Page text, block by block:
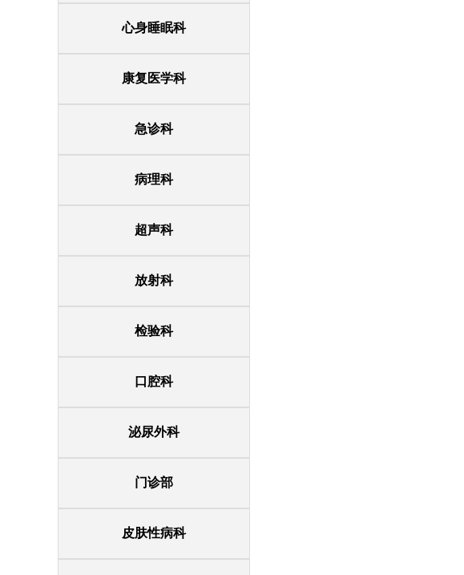
心身睡眠科
康复医学科
急诊科
病理科
超声科
放射科
检验科
口腔科
泌尿外科
门诊部
皮肤性病科